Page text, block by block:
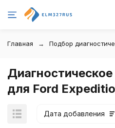
Главная Подбор
для Ford
Дата добавления